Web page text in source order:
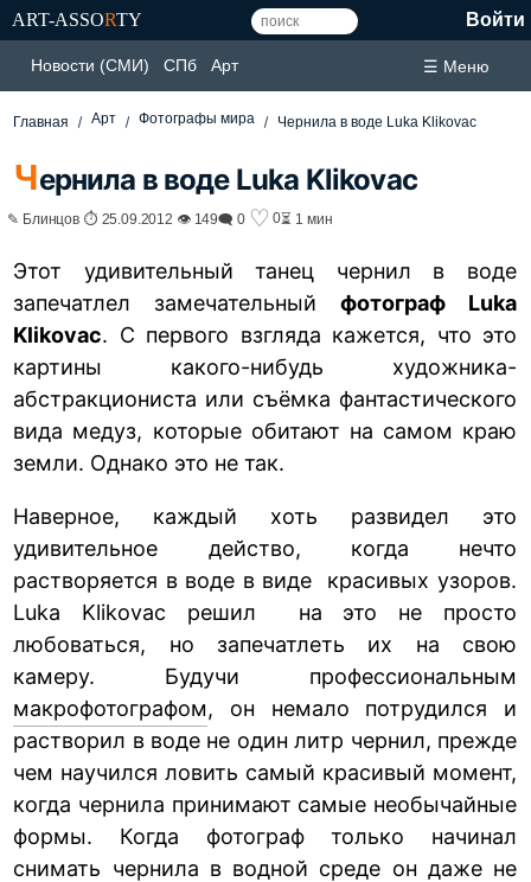
ART-ASSORTY Войти
Новости (СМИ) СПб Арт ☰ Меню
Главная Арт Фотографы мира Чернила в воде Luka Klikovac
Чернила в воде Luka Klikovac
✎ Блинцов ⏱ 25.09.2012 👁 149🗨 0 ♡ 0⏳ 1 мин
Этот удивительный танец чернил в воде
запечатлел замечательныйфотограф Luka
Klikovac. С первого взгляда кажется, что это
картины какого-нибудь художника-
абстракциониста или съёмка фантастического
вида медуз, которые обитают на самом краю
земли. Однако это не так.
Наверное, каждый хоть развидел это
удивительное действо, когда нечто
растворяется в воде в виде красивых узоров.
Luka Klikovac решил на это не просто
любоваться, но запечатлеть их на свою
камеру. Будучи профессиональным
макрофотографом, он немало потрудился и
растворил в воде не один литр чернил, прежде
чем научился ловить самый красивый момент,
когда чернила принимают самые необычайные
формы. Когда фотограф только начинал
снимать чернила в водной среде он даже не